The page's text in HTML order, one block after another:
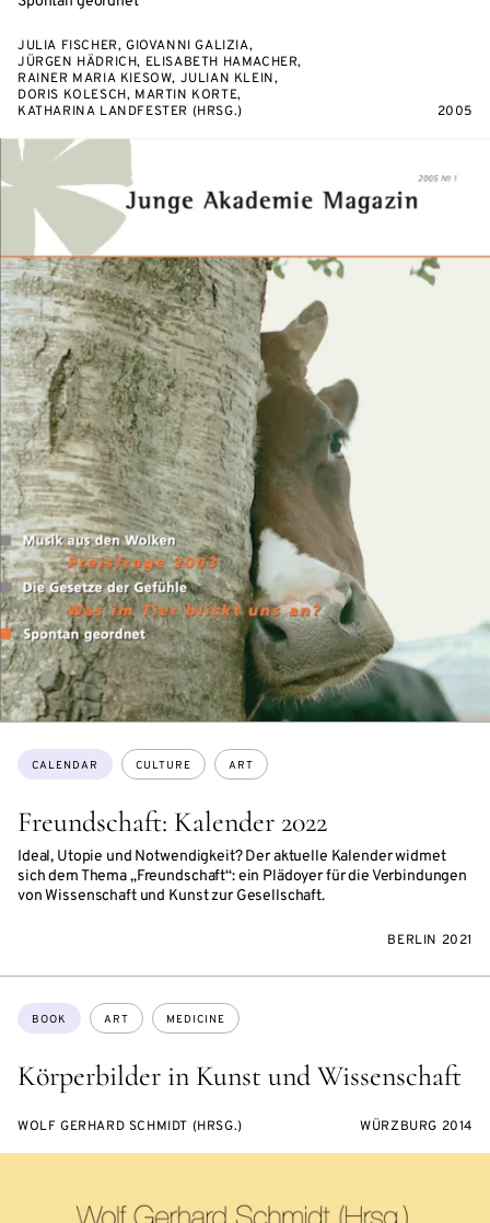
JULIA FISCHER, GIOVANNI GALIZIA,
JÜRGEN HÄDRICH, ELISABETH HAMACHER,
RAINER MARIA KIESOW, JULIAN KLEIN,
DORIS KOLESCH, MARTIN KORTE,
KATHARINA LANDFESTER (HRSG.)
2005
Freundschaft: Kalender 2022
Ideal, Utopie und Notwendigkeit? Der aktuelle Kalender widmet
sich dem Thema „Freundschaft“: ein Plädoyer für die Verbindungen
von Wissenschaft und Kunst zur Gesellschaft.
Topics:
CALENDAR CULTURE ART
BERLIN 2021
Körperbilder in Kunst und Wissenschaft
Topics:
BOOK ART MEDICINE
WOLF GERHARD SCHMIDT (HRSG.) WÜRZBURG 2014